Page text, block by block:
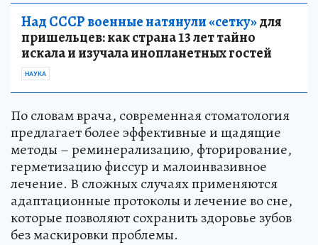
Над СССР военные натянули «сетку»для
пришельцев: как страна 13 лет тайно
искала и изучала инопланетных гостей
НАУКА
По словам врача, современная стоматология
предлагает более эффективные и щадящие
методы – реминерализацию, фторирование,
герметизацию фиссур и малоинвазивное
лечение. В сложных случаях применяются
адаптационные протоколы и лечение во сне,
которые позволяют сохранить здоровье зубов
без маскировки проблемы.